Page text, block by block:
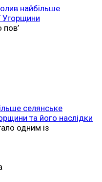
найбільше
Угорщини
селянське
та його наслідки
одним із